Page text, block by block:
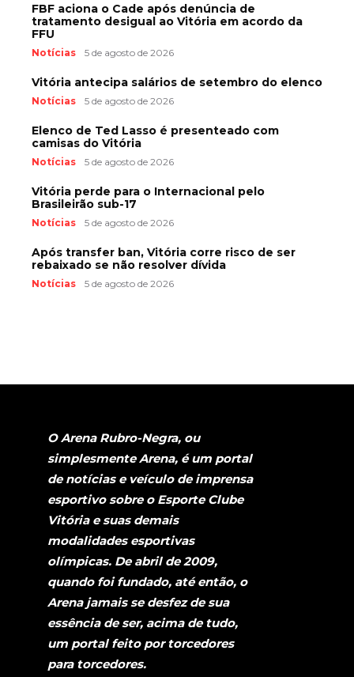
FBF aciona o Cade após denúncia de
tratamento desigual ao Vitória em acordo da
FFU
Notícias 5 de agosto de 2026
Vitória antecipa salários de setembro do elenco
Notícias 5 de agosto de 2026
Elenco de Ted Lasso é presenteado com
camisas do Vitória
Notícias 5 de agosto de 2026
Vitória perde para o Internacional pelo
Brasileirão sub-17
Notícias 5 de agosto de 2026
Após transfer ban, Vitória corre risco de ser
rebaixado se não resolver dívida
Notícias 5 de agosto de 2026
O Arena Rubro-Negra, ou
simplesmente Arena, é um portal
de notícias e veículo de imprensa
esportivo sobre o Esporte Clube
Vitória e suas demais
modalidades esportivas
olímpicas. De abril de 2009,
quando foi fundado, até então, o
Arena jamais se desfez de sua
essência de ser, acima de tudo,
um portal feito por torcedores
para torcedores.